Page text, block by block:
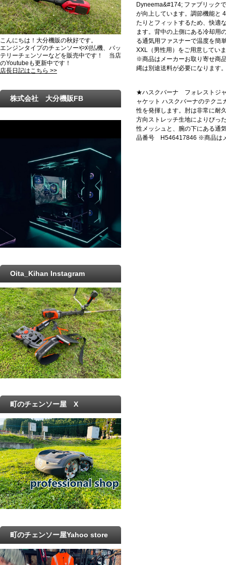
Dyneema&#174; ファブリック
が向上しています。調節機能と
たりとフィットするため、快適
ます。背中の上側にある冷却用
る通気用ファスナーで温度を簡
XXL（男性用）をご用意して
※商品はメーカーお取り寄せ商
縄は別途送料が必要になります
★ハスクバーナ フォレストジ
ャケット ハスクバーナのテク
性を発揮します。肘は非常に耐
方向ストレッチ生地によりぴっ
性メッシュと、腕の下にある通
品番号 H546417846 ※商品はメ
こんにちは！大分機販の秋好です。
エンジンタイプのチェンソーや刈払機、バッ
テリーチェンソーなどを販売中です！ 当店
のYoutubeも更新中です！
店長日記はこちら >>
株式会社 大分機販FB
Oita_Kihan Instagram
町のチェンソー屋 X
町のチェンソー屋Yahoo store